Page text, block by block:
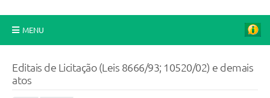
MENU
Poder Executivo
Editais de Licitação (Leis 8666/93; 10520/02) e demais
atos